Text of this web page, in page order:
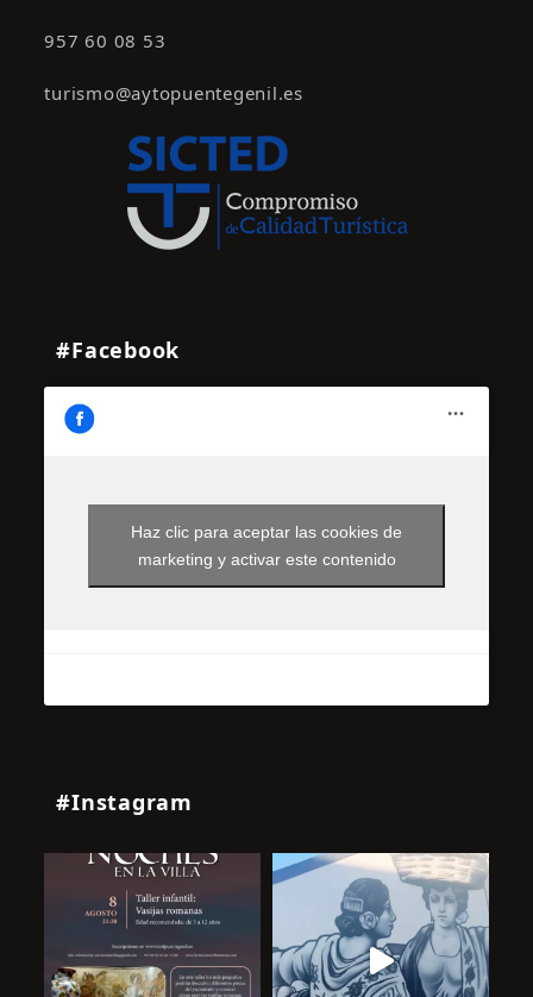
957 60 08 53
turismo@aytopuentegenil.es
#Facebook
Haz clic para aceptar las cookies de
marketing y activar este contenido
#Instagram